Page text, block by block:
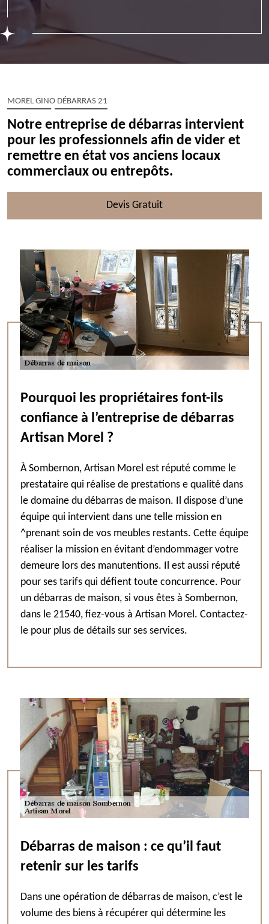
MOREL GINO DÉBARRAS 21
Notre entreprise de débarras intervient
pour les professionnels afin de vider et
remettre en état vos anciens locaux
commerciaux ou entrepôts.
Devis Gratuit
Pourquoi les propriétaires font-ils
confiance à l’entreprise de débarras
Artisan Morel ?
À Sombernon, Artisan Morel est réputé comme le
prestataire qui réalise de prestations e qualité dans
le domaine du débarras de maison. Il dispose d’une
équipe qui intervient dans une telle mission en
^prenant soin de vos meubles restants. Cette équipe
réaliser la mission en évitant d’endommager votre
demeure lors des manutentions. Il est aussi réputé
pour ses tarifs qui défient toute concurrence. Pour
un débarras de maison, si vous êtes à Sombernon,
dans le 21540, fiez-vous à Artisan Morel. Contactez-
le pour plus de détails sur ses services.
Débarras de maison : ce qu’il faut
retenir sur les tarifs
Dans une opération de débarras de maison, c’est le
volume des biens à récupérer qui détermine les